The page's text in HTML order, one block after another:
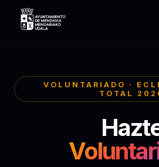
VOLUNTARIADO ·
TOTAL